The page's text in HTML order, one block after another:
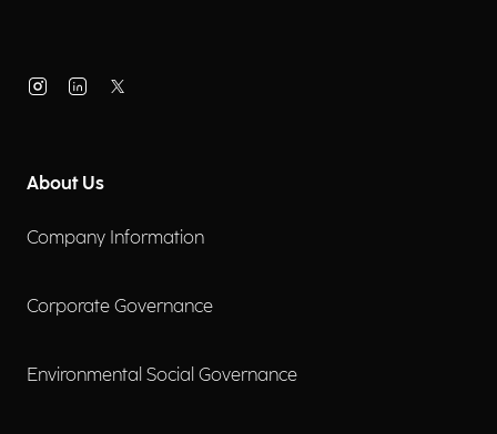
About Us
Company Information
Corporate Governance
Environmental Social Governance